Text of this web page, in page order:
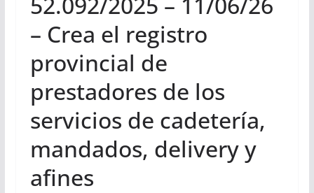
– Crea el registro
provincial de
prestadores de los
servicios de cadetería,
mandados, delivery y
afines